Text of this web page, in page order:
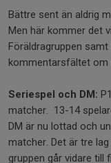
Bättre sent än aldrig
Men här kommer det
Föräldragruppen
kommentarsfältet om
Seriespel och DM:
matcher. 13-14
DM är nu lottad och
matcher. Det är tre
gruppen går vidare till